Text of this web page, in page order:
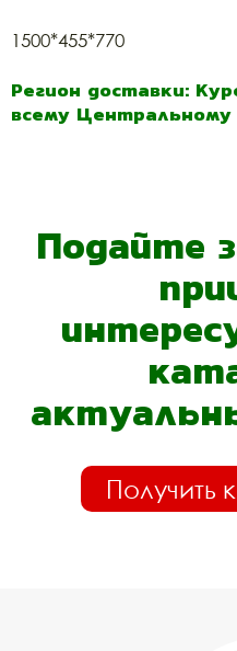
1500*455*770
Регион доставки:
всему
Подайте
Получить